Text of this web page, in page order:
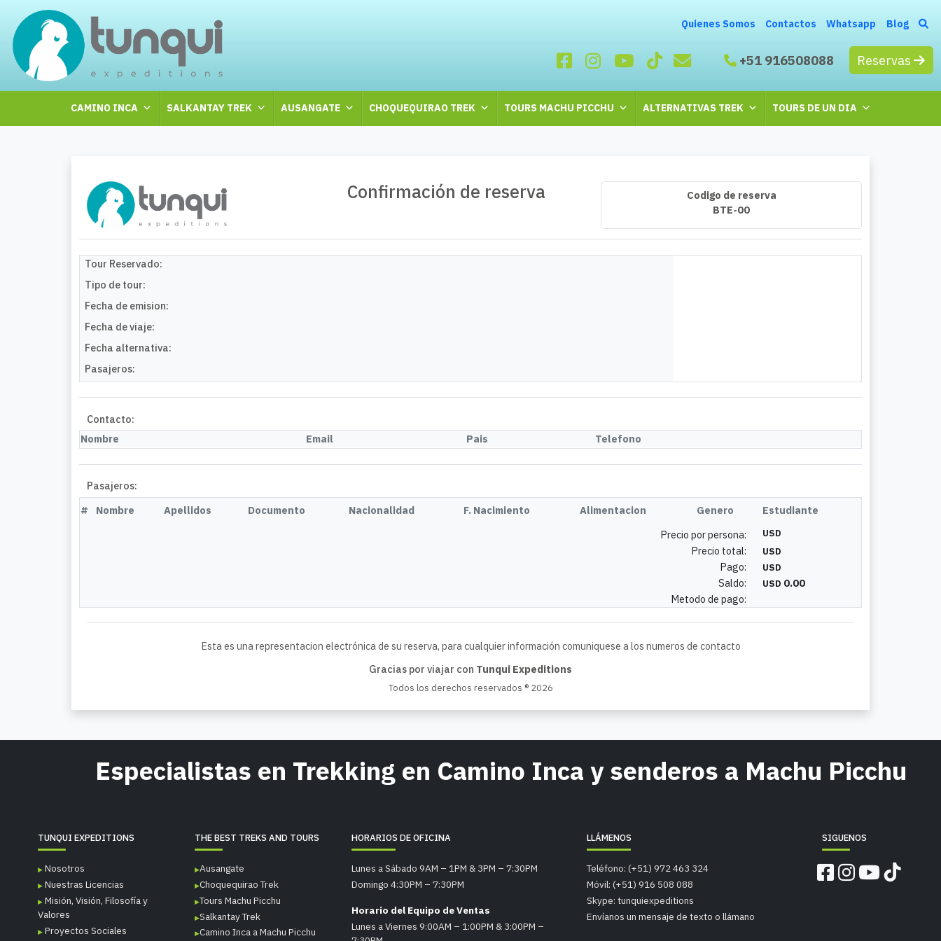
Quienes Somos Contactos Whatsapp Blog
+51 916508088 Reservas
CAMINO INCA SALKANTAY TREK AUSANGATE CHOQUEQUIRAO TREK TOURS MACHU PICCHU ALTERNATIVAS TREK TOURS DE UN DIA
Confirmación de reserva
Codigo de reserva
BTE-00
Tour Reservado:
Tipo de tour:
Fecha de emision:
Fecha de viaje:
Fecha alternativa:
Pasajeros:
Contacto:
Nombre
Email Pais Telefono
Pasajeros:
#
Nombre Apellidos Documento Nacionalidad F. Nacimiento Alimentacion Genero
Estudiante
Precio por persona:
USD
Precio total: USD
Pago: USD
Saldo: USD 0.00
Metodo de pago:
Esta es una representacion electrónica de su reserva, para cualquier información comuniquese a los numeros de contacto
Gracias por viajar con Tunqui Expeditions
Todos los derechos reservados ® 2026
Especialistas en Trekking en Camino Inca y senderos a Machu Picchu
TUNQUI EXPEDITIONS
Nosotros
Nuestras Licencias
Misión, Visión, Filosofía y
Valores
Proyectos Sociales
THE BEST TREKS AND TOURS
Ausangate
Choquequirao Trek
Tours Machu Picchu
Salkantay Trek
Camino Inca a Machu Picchu
HORARIOS DE OFICINA
Lunes a Sábado 9AM – 1PM & 3PM – 7:30PM
Domingo 4:30PM – 7:30PM
Horario del Equipo de Ventas
Lunes a Viernes 9:00AM – 1:00PM & 3:00PM –
LLÁMENOS
Teléfono: (+51) 972 463 324
Móvil: (+51) 916 508 088
Skype: tunquiexpeditions
Envíanos un mensaje de texto o llámano
SIGUENOS